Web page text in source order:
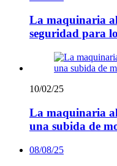
La maquinaria
seguridad para
10/02/25
La maquinaria
una subida de
08/08/25